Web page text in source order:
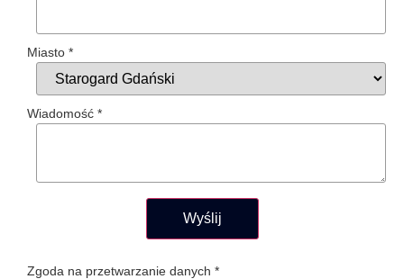
Miasto *
Wiadomość *
Wyślij
Zgoda na przetwarzanie danych *